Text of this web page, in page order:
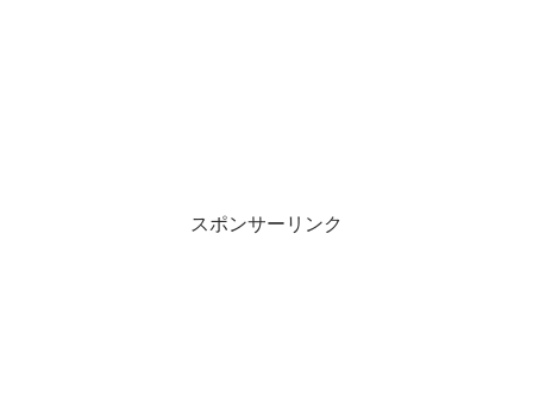
スポンサーリンク